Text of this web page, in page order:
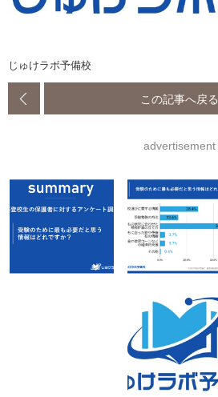
じゅけラボ予備校
この記事へ戻る
advertisement